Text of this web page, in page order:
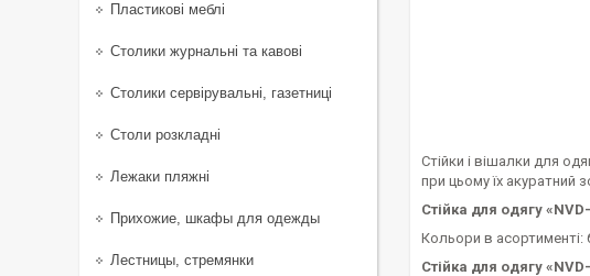
Стійки і вішалки для
при цьому їх акуратний
Стійка для одягу
Кольори в асортименті:
Стійка для одягу
Пластикові меблі
Столики журнальні та кавові
Столики сервірувальні, газетниці
Столи розкладні
Лежаки пляжні
Прихожие, шкафы для одежды
Лестницы, стремянки